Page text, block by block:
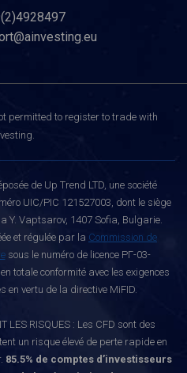
permitted to register to trade with
de Up Trend LTD, une société
UIC/PIC 121527003, dont le siège
Y. Vaptsarov, 1407 Sofia, Bulgarie.
et régulée par la Commission de
sous le numéro de licence РГ-03-
totale conformité avec les exigences
en vertu de la directive MiFID.
LES RISQUES : Les CFD sont des
un risque élevé de perte rapide en
85.5% de comptes d’investisseurs